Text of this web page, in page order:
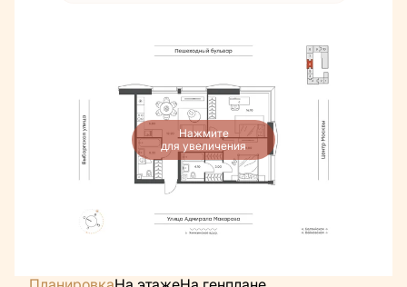
Нажмите
для увеличения